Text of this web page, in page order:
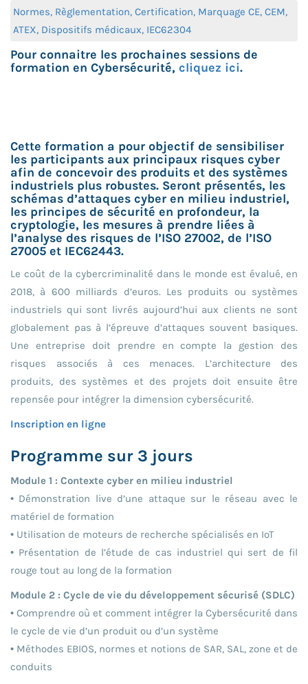
Normes, Règlementation, Certification, Marquage CE, CEM,
ATEX, Dispositifs médicaux, IEC62304
Pour connaitre les prochaines sessions de
formation en Cybersécurité, cliquez ici.
Cette formation a pour objectif de sensibiliser
les participants aux principaux risques cyber
afin de concevoir des produits et des systèmes
industriels plus robustes. Seront présentés, les
schémas d’attaques cyber en milieu industriel,
les principes de sécurité en profondeur, la
cryptologie, les mesures à prendre liées à
l’analyse des risques de l’ISO 27002, de l’ISO
27005 et IEC62443.
Le coût de la cybercriminalité dans le monde est évalué, en
2018, à 600 milliards d’euros. Les produits ou systèmes
industriels qui sont livrés aujourd’hui aux clients ne sont
globalement pas à l’épreuve d’attaques souvent basiques.
Une entreprise doit prendre en compte la gestion des
risques associés à ces menaces. L’architecture des
produits, des systèmes et des projets doit ensuite être
repensée pour intégrer la dimension cybersécurité.
Inscription en ligne
Programme sur 3 jours
Module 1 : Contexte cyber en milieu industriel
• Démonstration live d’une attaque sur le réseau avec le
matériel de formation
• Utilisation de moteurs de recherche spécialisés en IoT
• Présentation de l’étude de cas industriel qui sert de fil
rouge tout au long de la formation
Module 2 : Cycle de vie du développement sécurisé (SDLC)
• Comprendre où et comment intégrer la Cybersécurité dans
le cycle de vie d’un produit ou d’un système
• Méthodes EBIOS, normes et notions de SAR, SAL, zone et de
conduits